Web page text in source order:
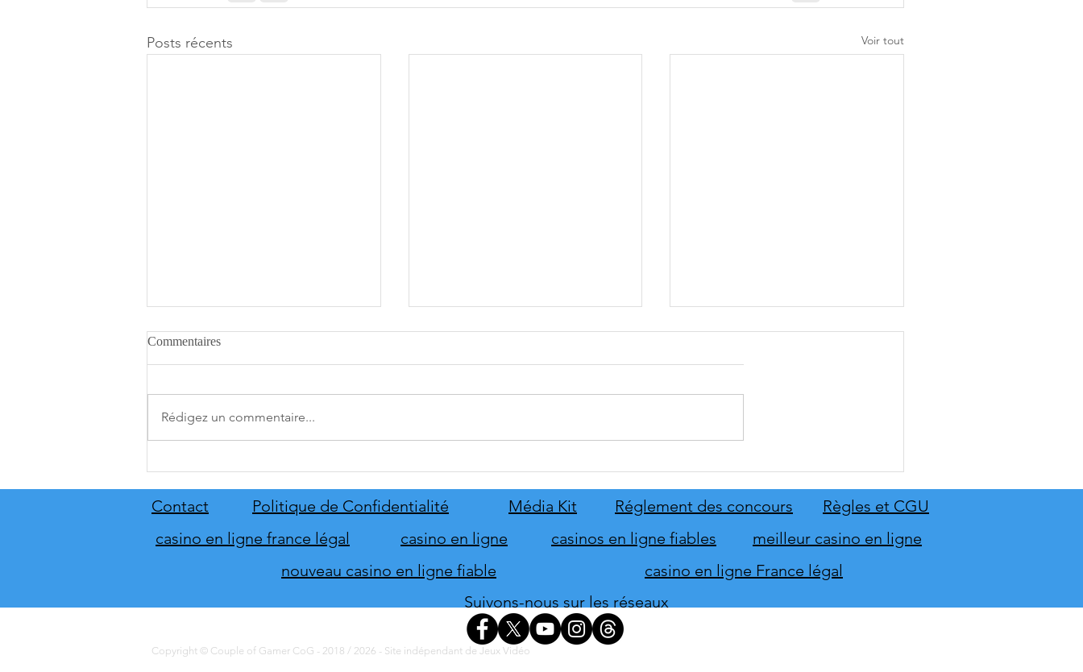
Posts récents Voir tout
du direct de THQ Nordic
lancement
novembre
Commentaires
Rédigez un commentaire...
Contact Politique de Confidentialité Média Kit Règles et CGU
Réglement des concours
casino en ligne france légal
meilleur casino en ligne
casino en ligne
casinos en ligne fiables
nouveau casino en ligne fiable
casino en ligne France légal
Suivons-nous sur les réseaux
Copyright © Couple of Gamer CoG - 2018 / 2026 - Site indépendant de Jeux Vidéo